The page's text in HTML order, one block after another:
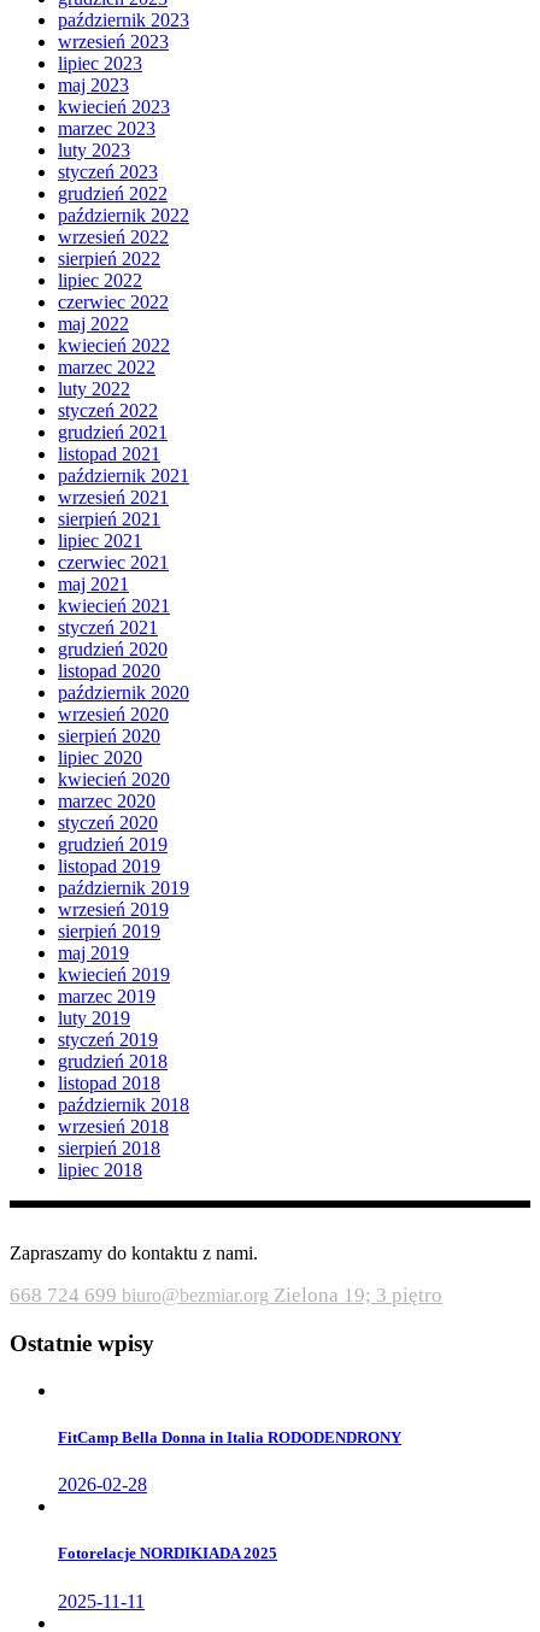
październik 2023
wrzesień 2023
lipiec 2023
maj 2023
kwiecień 2023
marzec 2023
luty 2023
styczeń 2023
grudzień 2022
październik 2022
wrzesień 2022
sierpień 2022
lipiec 2022
czerwiec 2022
maj 2022
kwiecień 2022
marzec 2022
luty 2022
styczeń 2022
grudzień 2021
listopad 2021
październik 2021
wrzesień 2021
sierpień 2021
lipiec 2021
czerwiec 2021
maj 2021
kwiecień 2021
styczeń 2021
grudzień 2020
listopad 2020
październik 2020
wrzesień 2020
sierpień 2020
lipiec 2020
kwiecień 2020
marzec 2020
styczeń 2020
grudzień 2019
listopad 2019
październik 2019
wrzesień 2019
sierpień 2019
maj 2019
kwiecień 2019
marzec 2019
luty 2019
styczeń 2019
grudzień 2018
listopad 2018
październik 2018
wrzesień 2018
sierpień 2018
lipiec 2018
Zapraszamy do kontaktu z nami.
668 724 699 biuro@bezmiar.org Zielona 19; 3 piętro
Ostatnie wpisy
FitCamp Bella Donna in Italia RODODENDRONY
2026-02-28
Fotorelacje NORDIKIADA 2025
2025-11-11